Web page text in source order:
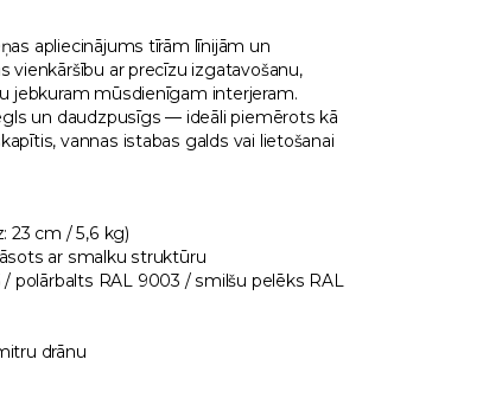
apliecinājums tīrām līnijām un
vienkāršību ar precīzu izgatavošanu,
jebkuram mūsdienīgam interjeram.
un daudzpusīgs — ideāli piemērots kā
vannas istabas galds vai lietošanai
23 cm / 5,6 kg)
ar smalku struktūru
polārbalts RAL 9003 / smilšu pelēks RAL
drānu